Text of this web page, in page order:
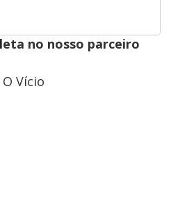
no nosso parceiro
Vício